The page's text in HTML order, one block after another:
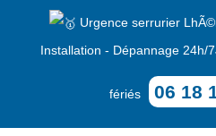
Urgence serrurier
Installation - Dépannage 24h/
fériés 06 18